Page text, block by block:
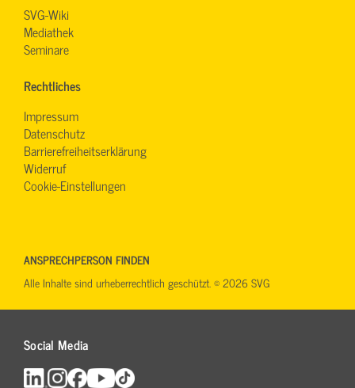
SVG-Wiki
Mediathek
Seminare
Rechtliches
Impressum
Datenschutz
Barrierefreiheitserklärung
Widerruf
Cookie-Einstellungen
Social Media
ANSPRECHPERSON FINDEN
Alle Inhalte sind urheberrechtlich geschützt. © 2026 SVG